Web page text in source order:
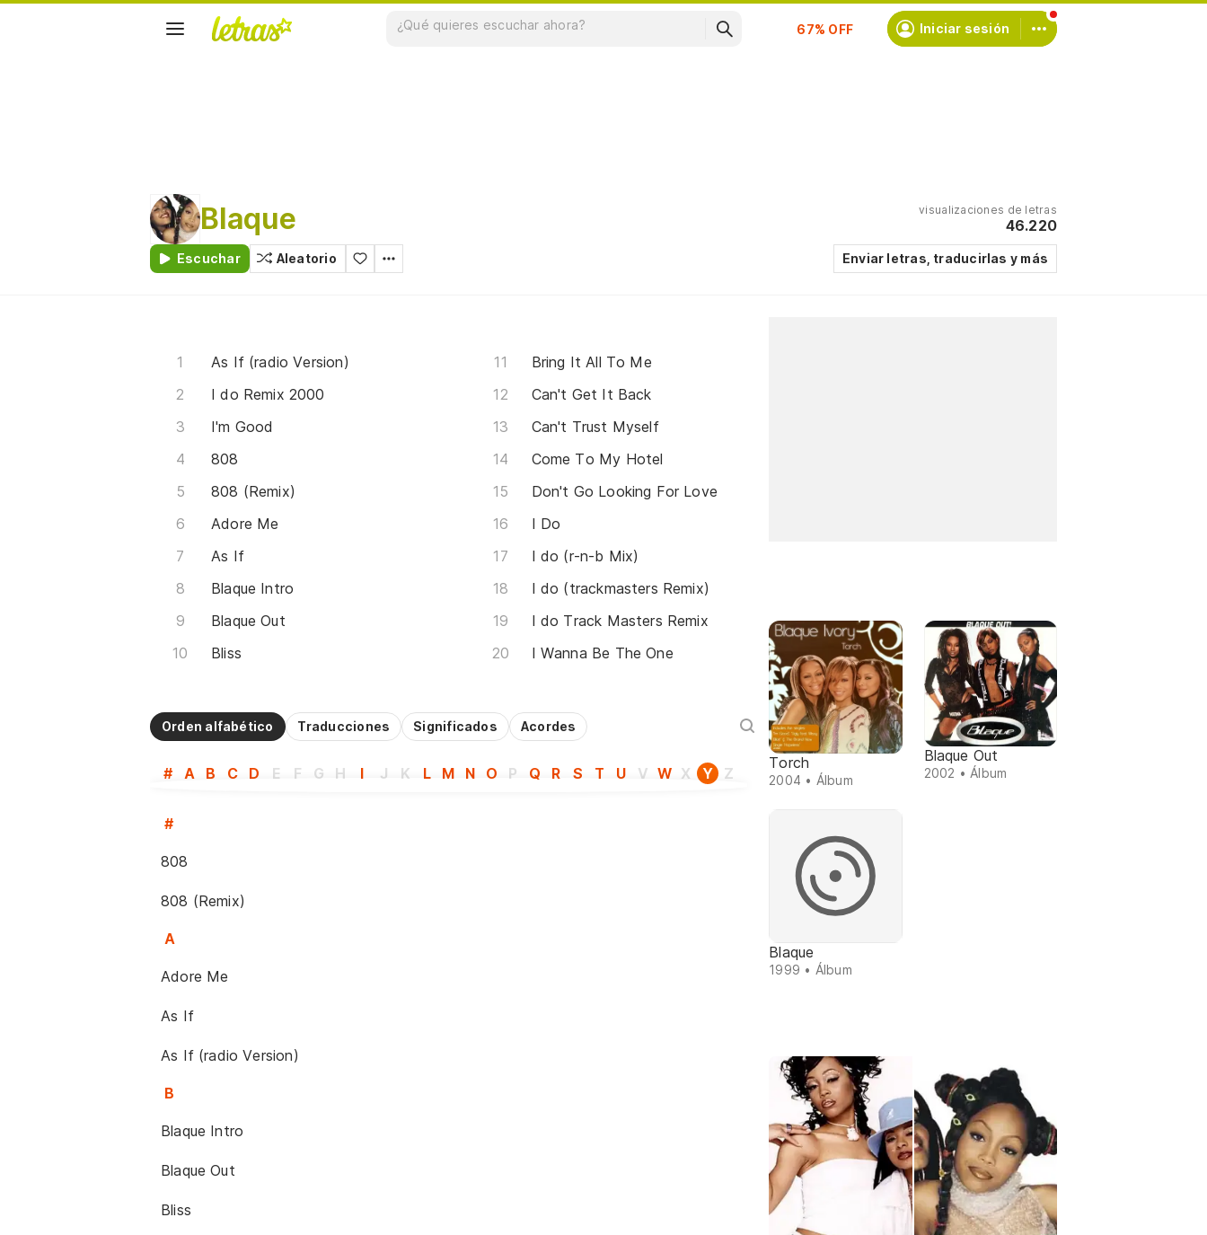
Suscríbete Iniciar sesión
Blaque
Escuchar Aleatorio
visualizaciones de letras
46.220
Enviar letras, traducirlas y más
As If (radio Version)
I do Remix 2000
I'm Good
808
808 (Remix)
Adore Me
As If
Blaque Intro
Blaque Out
Bliss
Bring It All To Me
Can't Get It Back
Can't Trust Myself
Come To My Hotel
Don't Go Looking For Love
I Do
I do (r-n-b Mix)
I do (trackmasters Remix)
I do Track Masters Remix
I Wanna Be The One
Orden alfabético Traducciones Significados Acordes
# A B C D E F G H I J K L M N O P Q R S T U V W X Y Z
#
808
808 (Remix)
A
Adore Me
As If
As If (radio Version)
B
Blaque Intro
Blaque Out
Bliss
Torch
2004 • Álbum
Blaque Out
2002 • Álbum
Blaque
1999 • Álbum